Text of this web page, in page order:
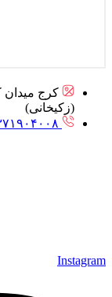
کرج میدان
(زکیخانی)
Instagram